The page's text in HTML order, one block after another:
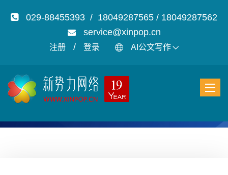
029-88455393 / 18049287565 / 18049287562
service@xinpop.cn
注册 / 登录 AI公文写作